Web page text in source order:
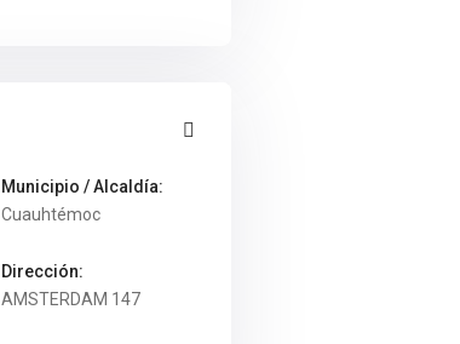
Municipio / Alcaldía:
Cuauhtémoc
Dirección:
AMSTERDAM 147